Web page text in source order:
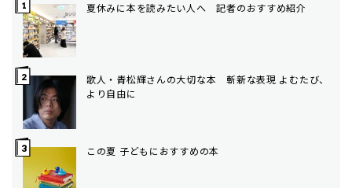
夏休みに本を読みたい人へ 記者のおすすめ紹介
歌人・青松輝さんの大切な本 斬新な表現 よむたび、
より自由に
この夏 子どもにおすすめの本